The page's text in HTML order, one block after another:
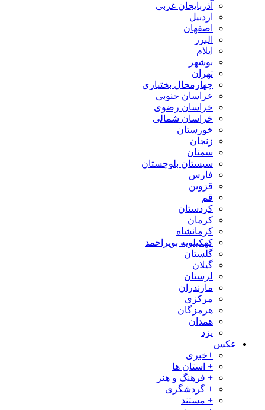
آذربایجان غربی
اردبیل
اصفهان
البرز
ایلام
بوشهر
تهران
چهارمحال بختیاری
خراسان جنوبی
خراسان رضوی
خراسان شمالی
خوزستان
زنجان
سمنان
سیستان بلوچستان
فارس
قزوین
قم
کردستان
کرمان
کرمانشاه
کهکیلویه بویراحمد
گلستان
گیلان
لرستان
مازندران
مرکزی
هرمزگان
همدان
یزد
عکس
+خبری
+ استان ها
+ فرهنگ و هنر
+ گردشگری
+ مستند